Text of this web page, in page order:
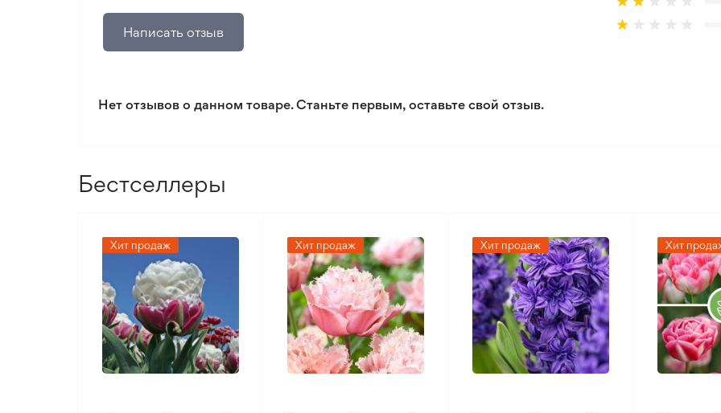
Написать отзыв
Нет отзывов о данном товаре. Станьте первым, оставьте свой отзыв.
Бестселлеры
Хит продаж Хит продаж Хит продаж Хит